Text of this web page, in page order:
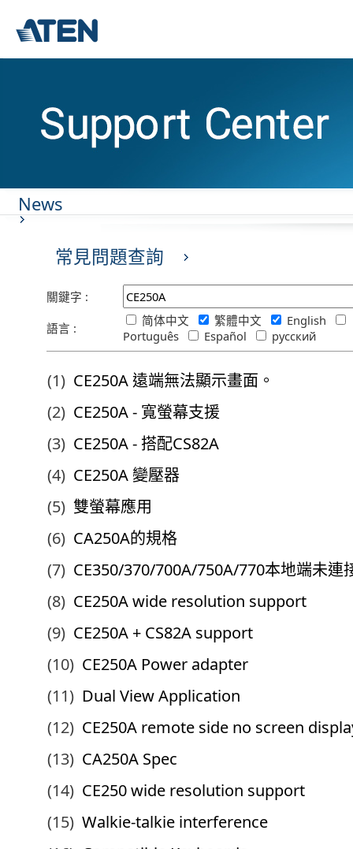
News
常見問題查詢
關鍵字 :
語言 :
简体中文 繁體中文 English
Português
Español русский